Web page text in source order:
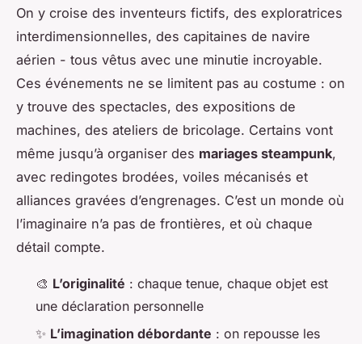
On y croise des inventeurs fictifs, des exploratrices
interdimensionnelles, des capitaines de navire
aérien - tous vêtus avec une minutie incroyable.
Ces événements ne se limitent pas au costume : on
y trouve des spectacles, des expositions de
machines, des ateliers de bricolage. Certains vont
même jusqu’à organiser des mariages steampunk,
avec redingotes brodées, voiles mécanisés et
alliances gravées d’engrenages. C’est un monde où
l’imaginaire n’a pas de frontières, et où chaque
détail compte.
🎨 L’originalité : chaque tenue, chaque objet est
une déclaration personnelle
✨ L’imagination débordante : on repousse les